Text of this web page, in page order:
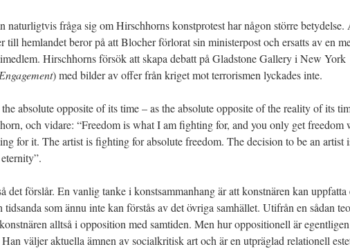
naturligtvis fråga sig om Hirschhorns konstprotest har någon större betydelse.
till hemlandet beror på att Blocher förlorat sin ministerpost och ersatts av en
Hirschhorns försök att skapa debatt på Gladstone Gallery i New York
) med bilder av offer från kriget mot terrorismen lyckades inte.
the absolute opposite of its time – as the absolute opposite of the reality of its
och vidare: “Freedom is what I am fighting for, and you only get freedom
for it. The artist is fighting for absolute freedom. The decision to be an artist
det förslår. En vanlig tanke i konstsammanhang är att konstnären kan uppfatta
tidsanda som ännu inte kan förstås av det övriga samhället. Utifrån en sådan
alltså i opposition med samtiden. Men hur oppositionell är egentligen
väljer aktuella ämnen av socialkritisk art och är en utpräglad relationell